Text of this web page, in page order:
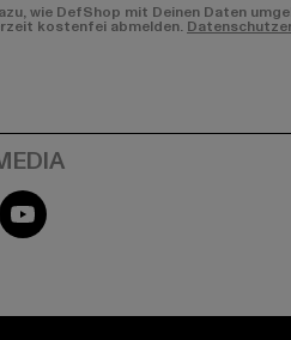
wie DefShop mit Deinen Daten
kostenfei abmelden.
YouTube